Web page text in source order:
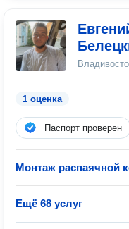
1 оценка
Паспорт проверен
Монтаж распаячной
Ещё 68 услуг